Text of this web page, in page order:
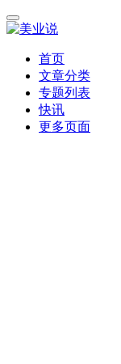
首页
文章分类
专题列表
快讯
更多页面